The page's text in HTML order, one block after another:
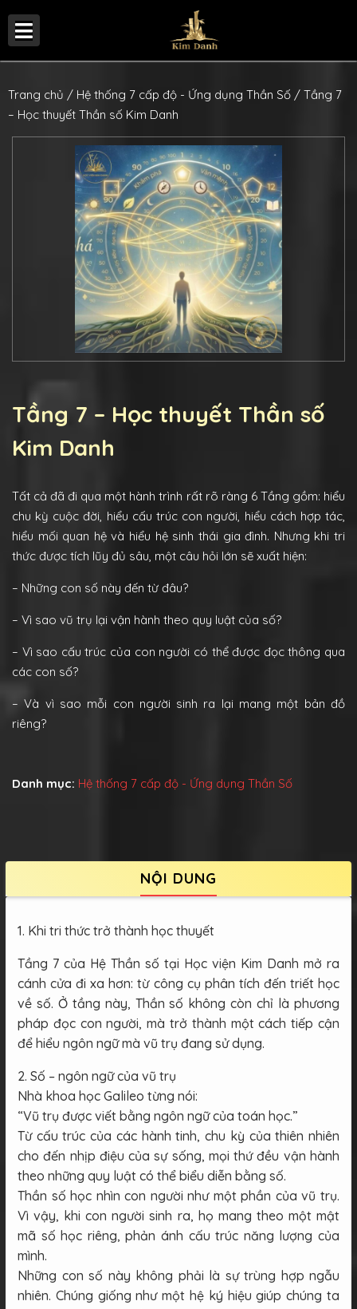
Trang chủ / Hệ thống 7 cấp độ - Ứng dụng Thần Số / Tầng 7
– Học thuyết Thần số Kim Danh
Tầng 7 – Học thuyết Thần số
Kim Danh
Tất cả đã đi qua một hành trình rất rõ ràng 6 Tầng gồm: hiểu
chu kỳ cuộc đời, hiểu cấu trúc con người, hiểu cách hợp tác,
hiểu mối quan hệ và hiểu hệ sinh thái gia đình. Nhưng khi tri
thức được tích lũy đủ sâu, một câu hỏi lớn sẽ xuất hiện:
– Những con số này đến từ đâu?
– Vì sao vũ trụ lại vận hành theo quy luật của số?
– Vì sao cấu trúc của con người có thể được đọc thông qua
các con số?
– Và vì sao mỗi con người sinh ra lại mang một bản đồ
riêng?
Danh mục: Hệ thống 7 cấp độ - Ứng dụng Thần Số
NỘI DUNG
1. Khi tri thức trở thành học thuyết
Tầng 7 của Hệ Thần số tại Học viện Kim Danh mở ra
cánh cửa đi xa hơn: từ công cụ phân tích đến triết học
về số. Ở tầng này, Thần số không còn chỉ là phương
pháp đọc con người, mà trở thành một cách tiếp cận
để hiểu ngôn ngữ mà vũ trụ đang sử dụng.
2. Số – ngôn ngữ của vũ trụ
Nhà khoa học Galileo từng nói:
“Vũ trụ được viết bằng ngôn ngữ của toán học.”
Từ cấu trúc của các hành tinh, chu kỳ của thiên nhiên
cho đến nhịp điệu của sự sống, mọi thứ đều vận hành
theo những quy luật có thể biểu diễn bằng số.
Thần số học nhìn con người như một phần của vũ trụ.
Vì vậy, khi con người sinh ra, họ mang theo một mật
mã số học riêng, phản ánh cấu trúc năng lượng của
mình.
Những con số này không phải là sự trùng hợp ngẫu
nhiên. Chúng giống như một hệ ký hiệu giúp chúng ta